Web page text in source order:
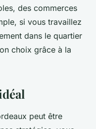
des commerces
si vous travaillez
dans le quartier
choix grâce à la
peut être